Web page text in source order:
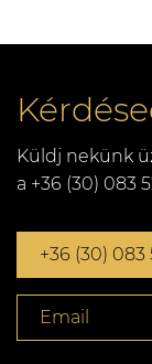
Küldj nekünk
a +36 (30) 083
+36 (30) 083
Email